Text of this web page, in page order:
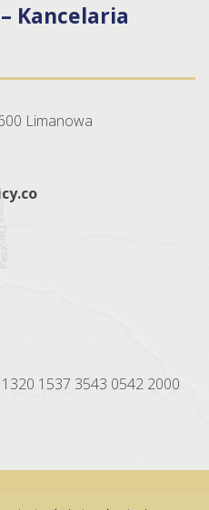
Kancelaria
Limanowa
1537 3543 0542 2000